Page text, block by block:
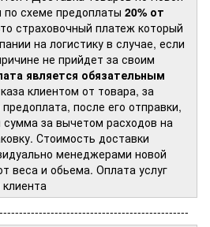
по схеме предоплаты 20% от
страховочный платеж который
на логистику в случае, если
не прийдет за своим
является обязательным
клиентом от товара, за
после его отправки,
сумма за вычетом расходов на
Стоимость доставки
менеджерами новой
веса и обьема. Оплата услуг